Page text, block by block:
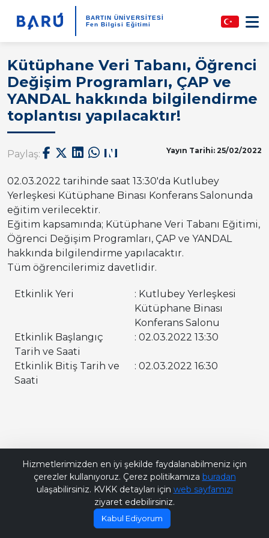
BARTIN ÜNİVERSİTESİ
Fen Bilgisi Eğitimi
Kütüphane Veri Tabanı, Öğrenci
Değişim Programları, ÇAP ve
YANDAL hakkında bilgilendirme
toplantısı yapılacaktır!
Paylaş: Yayın Tarihi: 25/02/2022
02.03.2022 tarihinde saat 13:30'da Kutlubey
Yerleşkesi Kütüphane Binası Konferans Salonunda
eğitim verilecektir.
Eğitim kapsamında; Kütüphane Veri Tabanı Eğitimi,
Öğrenci Değişim Programları, ÇAP ve YANDAL
hakkında bilgilendirme yapılacaktır.
Tüm öğrencilerimiz davetlidir.
Etkinlik Yeri
: Kutlubey Yerleşkesi
Kütüphane Binası
Konferans Salonu
Etkinlik Başlangıç
Tarih ve Saati
: 02.03.2022 13:30
Etkinlik Bitiş Tarih ve
Saati
: 02.03.2022 16:30
Hizmetlerimizden en iyi şekilde faydalanabilmeniz için
çerezler kullanıyoruz. Çerez politikamıza buradan
ulaşabilirsiniz. KVKK detayları için web sayfamızı
ziyaret edebilirsiniz.
Kabul Ediyorum
Bana Soru Sor | Ask Me